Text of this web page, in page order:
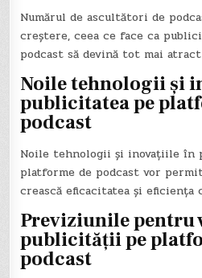
Numărul de ascultători de
creștere, ceea ce face ca
podcast să devină tot mai
Noile tehnologii și
publicitatea pe
podcast
Noile tehnologii și inovațiile în
platforme de podcast vor
crească eficacitatea și eficiența
Previziunile
publicității pe
podcast